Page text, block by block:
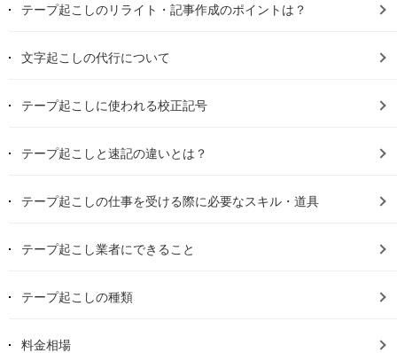
テープ起こしのリライト・記事作成のポイントは？
文字起こしの代行について
テープ起こしに使われる校正記号
テープ起こしと速記の違いとは？
テープ起こしの仕事を受ける際に必要なスキル・道具
テープ起こし業者にできること
テープ起こしの種類
料金相場